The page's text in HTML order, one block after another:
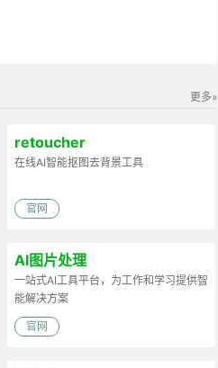
更多»
retoucher
在线AI智能抠图去背景工具
官网
AI图片处理
一站式AI工具平台，为工作和学习提供智
能解决方案
官网